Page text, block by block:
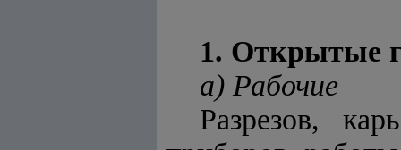
1. Открытые
а) Рабочие
Разрезов,